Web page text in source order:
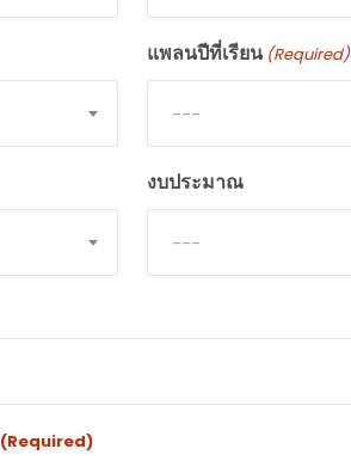
แพลนปีที่เรียน (Required)
---
งบประมาณ
---
(Required)